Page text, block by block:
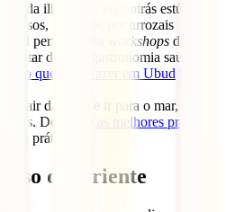
da ilha. Aqui encontrás estúdios
rodeados por arrozais
perfeito para
workshops de
de uma gastronomia saudável.
o que ver e fazer em Ubud
sair da selva e ir para o mar, o sul
Descobre
as melhores praias de
da prática.
do Oriente